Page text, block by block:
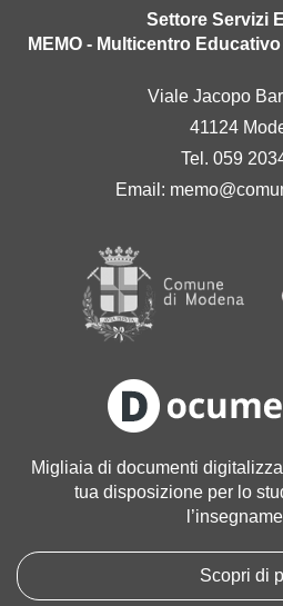
Settore Servizi
MEMO - Multicentro
Viale Jacopo
41124
Tel. 059
Email:
Migliaia di documenti
tua disposizione per lo
Scopri di